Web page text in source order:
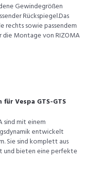
Gewindegrößen
Rückspiegel.Das
rechts sowie passendem
die Montage von RIZOMA
Vespa GTS-GTS
sind mit einem
entwickelt
Sie sind komplett aus
und bieten eine perfekte